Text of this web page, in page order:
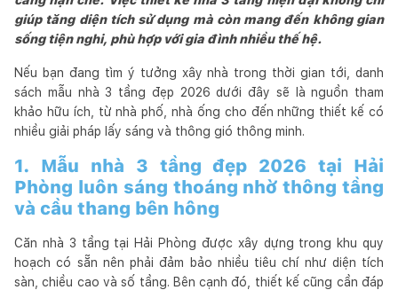
giúp tăng diện tích sử dụng mà còn mang đến không gian
sống tiện nghi, phù hợp với gia đình nhiều thế hệ.
Nếu bạn đang tìm ý tưởng xây nhà trong thời gian tới, danh
sách mẫu nhà 3 tầng đẹp 2026 dưới đây sẽ là nguồn tham
khảo hữu ích, từ nhà phố, nhà ống cho đến những thiết kế có
nhiều giải pháp lấy sáng và thông gió thông minh.
1. Mẫu nhà 3 tầng đẹp 2026 tại Hải
Phòng luôn sáng thoáng nhờ thông tầng
và cầu thang bên hông
Căn nhà 3 tầng tại Hải Phòng được xây dựng trong khu quy
hoạch có sẵn nên phải đảm bảo nhiều tiêu chí như diện tích
sàn, chiều cao và số tầng. Bên cạnh đó, thiết kế cũng cần đáp